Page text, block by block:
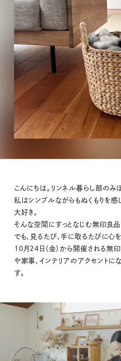
こんにちは。リンネル暮らし部のみ
私はシンプルながらもぬくもりを感
大好き。
そんな空間にすっとなじむ無印良
でも、見るたび、手に取るたびに心
10月24日（金）から開催される無
や家事、インテリアのアクセント
す。